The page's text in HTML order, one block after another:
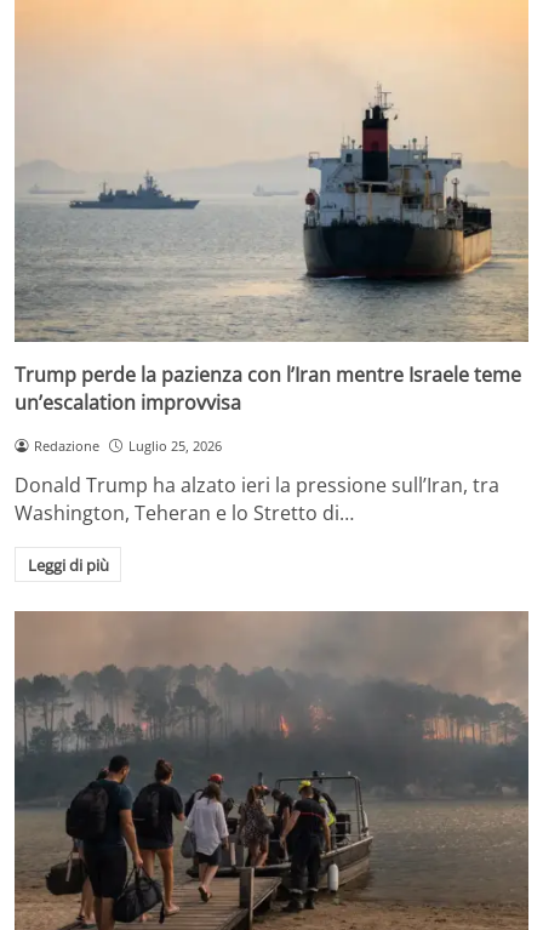
Trump perde la pazienza con l’Iran mentre Israele teme
un’escalation improvvisa
Redazione Luglio 25, 2026
Donald Trump ha alzato ieri la pressione sull’Iran, tra
Washington, Teheran e lo Stretto di…
Leggi di più